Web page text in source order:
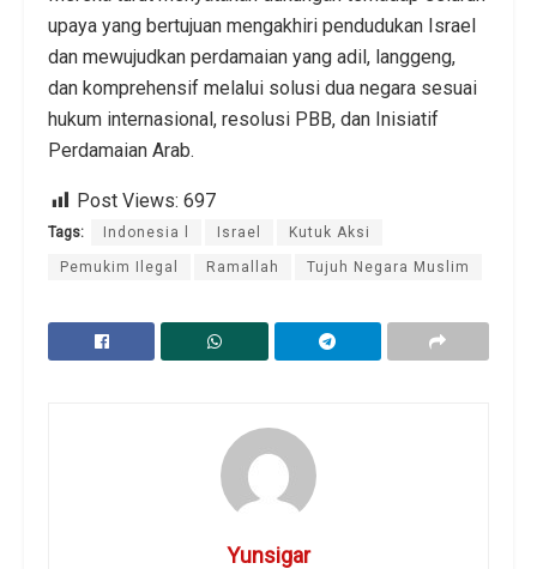
upaya yang bertujuan mengakhiri pendudukan Israel
dan mewujudkan perdamaian yang adil, langgeng,
dan komprehensif melalui solusi dua negara sesuai
hukum internasional, resolusi PBB, dan Inisiatif
Perdamaian Arab.
Post Views: 697
Tags: Indonesia l Israel Kutuk Aksi
Pemukim Ilegal Ramallah Tujuh Negara Muslim
Yunsigar